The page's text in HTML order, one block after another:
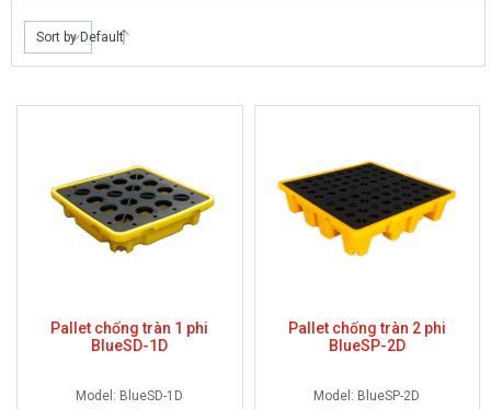
Sort by Default
Pallet chống tràn 1 phi
BlueSD-1D
Model: BlueSD-1D
Pallet chống tràn 2 phi
BlueSP-2D
Model: BlueSP-2D